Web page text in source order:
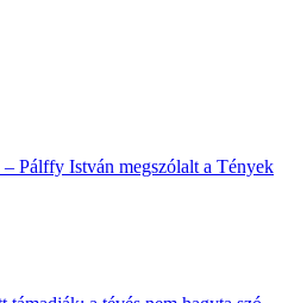
Pálffy István megszólalt a Tények